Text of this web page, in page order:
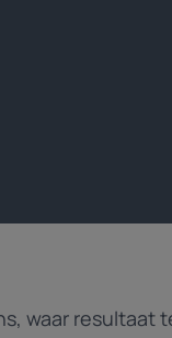
waar resultaat